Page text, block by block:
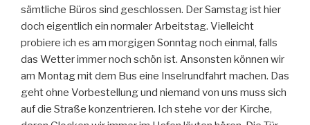
sämtliche Büros sind geschlossen. Der Samstag ist hier
doch eigentlich ein normaler Arbeitstag. Vielleicht
probiere ich es am morgigen Sonntag noch einmal, falls
das Wetter immer noch schön ist. Ansonsten können wir
am Montag mit dem Bus eine Inselrundfahrt machen. Das
geht ohne Vorbestellung und niemand von uns muss sich
auf die Straße konzentrieren. Ich stehe vor der Kirche,